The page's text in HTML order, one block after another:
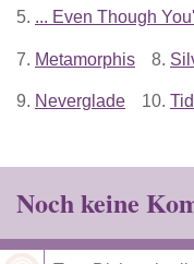
5. ... Even Though
7. Metamorphis 8.
9. Neverglade 10.
Noch keine